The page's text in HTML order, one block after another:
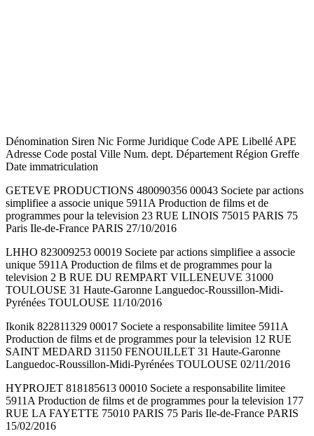
Dénomination Siren Nic Forme Juridique Code APE Libellé APE
Adresse Code postal Ville Num. dept. Département Région Greffe
Date immatriculation
GETEVE PRODUCTIONS 480090356 00043 Societe par actions
simplifiee a associe unique 5911A Production de films et de
programmes pour la television 23 RUE LINOIS 75015 PARIS 75
Paris Ile-de-France PARIS 27/10/2016
LHHO 823009253 00019 Societe par actions simplifiee a associe
unique 5911A Production de films et de programmes pour la
television 2 B RUE DU REMPART VILLENEUVE 31000
TOULOUSE 31 Haute-Garonne Languedoc-Roussillon-Midi-
Pyrénées TOULOUSE 11/10/2016
Ikonik 822811329 00017 Societe a responsabilite limitee 5911A
Production de films et de programmes pour la television 12 RUE
SAINT MEDARD 31150 FENOUILLET 31 Haute-Garonne
Languedoc-Roussillon-Midi-Pyrénées TOULOUSE 02/11/2016
HYPROJET 818185613 00010 Societe a responsabilite limitee
5911A Production de films et de programmes pour la television 177
RUE LA FAYETTE 75010 PARIS 75 Paris Ile-de-France PARIS
15/02/2016